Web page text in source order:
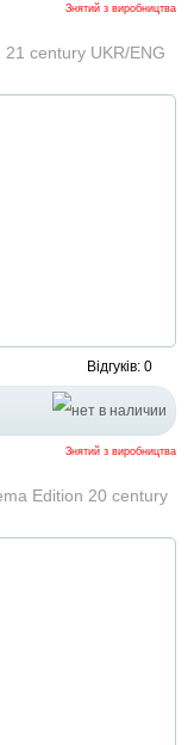
Знятий з виробництва
century UKR/ENG
Відгуків: 0
Знятий з виробництва
Edition 20 century